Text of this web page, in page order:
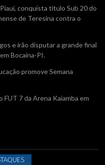
conquista titulo Sub 20 do
de Teresina contra o
e irão disputar a grande final
Bocaina-PI.
promove Semana
FUT 7 da Arena Kaiamba em